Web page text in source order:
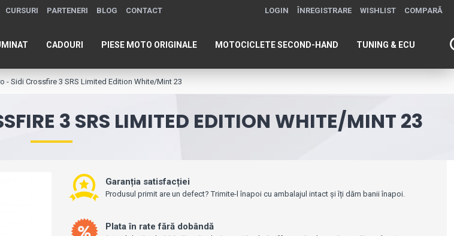
CURSURI PARTENERI BLOG CONTACT LOGIN ÎNREGISTRARE WISHLIST COMPARĂ
CADOURI PIESE MOTO ORIGINALE MOTOCICLETE SECOND-HAND TUNING & ECU
- Sidi Crossfire 3 SRS Limited Edition White/Mint 23
3 SRS LIMITED EDITION WHITE/MINT 23
Garanția satisfacției
Produsul primit are un defect? Trimite-l înapoi cu ambalajul intact și îți dăm banii înapoi.
Plata în rate fără dobândă